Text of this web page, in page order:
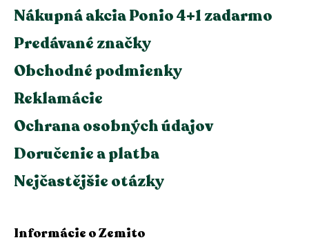
Nákupná akcia Ponio 4+1 zadarmo
Predávané značky
Obchodné podmienky
Reklamácie
Ochrana osobných údajov
Doručenie a platba
Nejčastějšie otázky
Informácie o Zemito